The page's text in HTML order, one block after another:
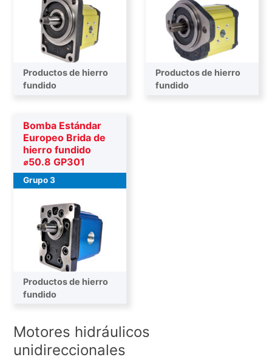
Productos de hierro
fundido
Productos de hierro
fundido
Bomba Estándar
Europeo Brida de
hierro fundido
⌀50.8 GP301
Grupo 3
Productos de hierro
fundido
Motores hidráulicos
unidireccionales